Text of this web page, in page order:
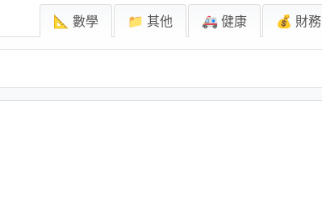
📐 數學 📁 其他 🚑 健康 💰 財務